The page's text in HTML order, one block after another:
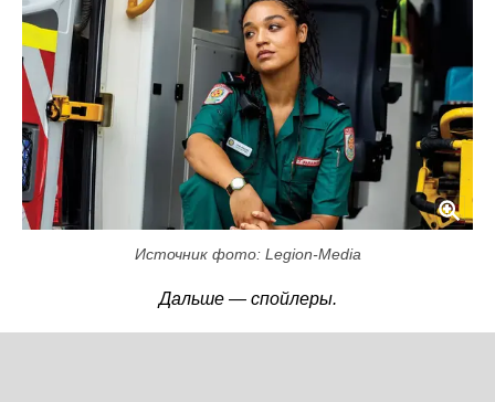
Источник фото: Legion-Media
Дальше — спойлеры.